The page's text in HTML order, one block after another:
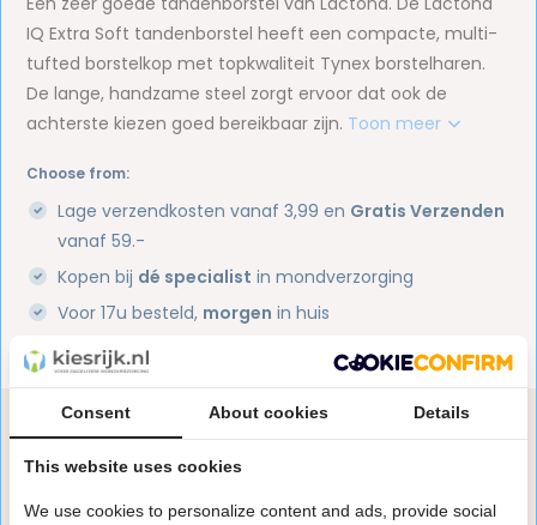
IQ Extra Soft tandenborstel heeft een compacte, multi-
tufted borstelkop met topkwaliteit Tynex borstelharen.
De lange, handzame steel zorgt ervoor dat ook de
achterste kiezen goed bereikbaar zijn. Toon meer
Choose from:
Lage verzendkosten vanaf 3,99 en Gratis Verzenden
vanaf 59.-
Kopen bij dé specialist in mondverzorging
Voor 17u besteld, morgen in huis
1 miljoen+tevreden klanten
Onze specialisten helpen je graag! Spreek ons aan
Consent About cookies Details
This website uses cookies
We use cookies to personalize content and ads, provide social